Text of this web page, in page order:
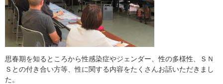
思春期を知るところから性感染症やジェンダー、性の多様性、ＳＮ
Ｓとの付き合い方等、性に関する内容をたくさんお話いただきまし
た。